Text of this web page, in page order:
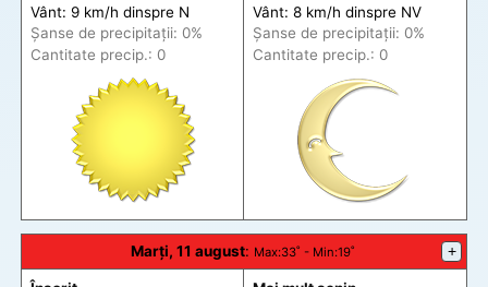
Vânt: 9 km/h dinspre N
Șanse de precipitații: 0%
Cantitate precip.: 0
Vânt: 8 km/h dinspre NV
Șanse de precipitații: 0%
Cantitate precip.: 0
Marți, 11 august: Max:33˚ - Min:19˚ +